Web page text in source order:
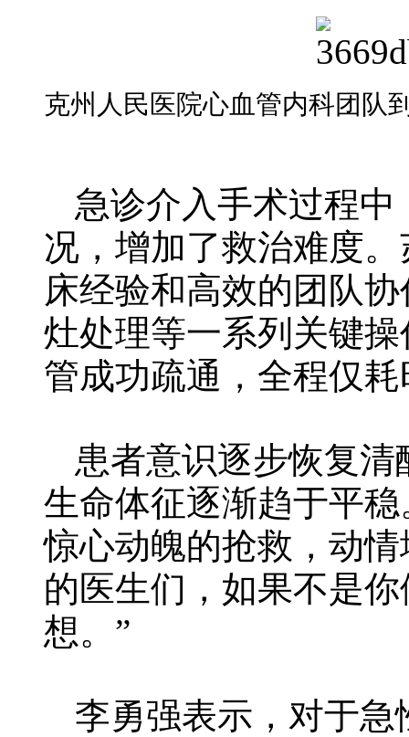
克州人民医院心血管内科团队
急诊介入手术过程
况，增加了救治难度
床经验和高效的团队
灶处理等一系列关键
管成功疏通，全程仅
患者意识逐步恢复
生命体征逐渐趋于平
惊心动魄的抢救，动
的医生们，如果不是
想。”
李勇强表示，对于